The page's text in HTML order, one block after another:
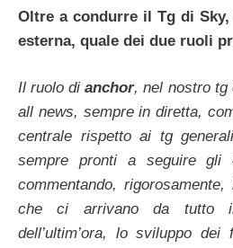
Oltre a condurre il Tg di
esterna, quale dei due ruoli
Il ruolo dianchor, nel nostro tg
all news, sempre in diretta,
centrale rispetto ai tg
sempre pronti a seguire gli
commentando,
che ci arrivano da tutto
dell’ultim’ora, lo sviluppo